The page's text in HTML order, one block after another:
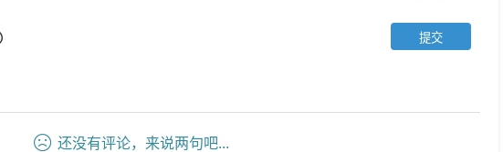
还没有评论，来说两句吧...